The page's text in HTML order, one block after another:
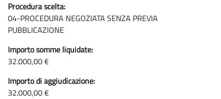
Procedura scelta:
04-PROCEDURA NEGOZIATA SENZA PREVIA
PUBBLICAZIONE
Importo somme liquidate:
32.000,00 €
Importo di aggiudicazione:
32.000,00 €